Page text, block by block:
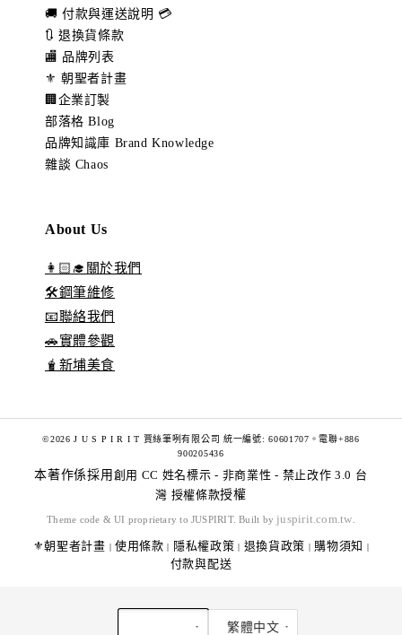
🚚 付款與運送說明 💳
🔃 退換貨條款
🏬 品牌列表
⚜️ 朝聖者計畫
🏢企業訂製
部落格 Blog
品牌知識庫 Brand Knowledge
雜談 Chaos
About Us
👩🏻‍🎓關於我們
🛠️鋼筆維修
📧聯絡我們
🚗實體參觀
🧋新埔美食
©2026 J U S P I R I T 賈絲筆咧有限公司 統一編號: 60601707。電聯+886
900205436
本著作係採用 創用 CC 姓名標示 - 非商業性 - 禁止改作 3.0 台
灣 授權條款授權
Theme code & UI proprietary to JUSPIRIT. Built by juspirit.com.tw
⚜️朝聖者計畫 | 使用條款 | 隱私權政策 | 退換貨政策 | 購物須知 |
付款與配送